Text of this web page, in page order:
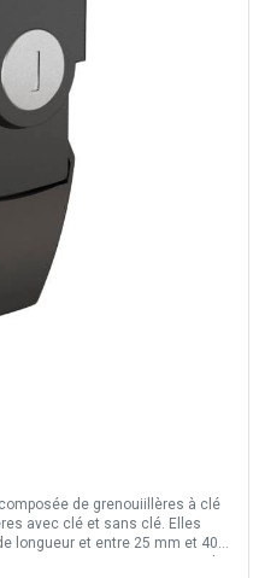
de grenouiillères à clé
avec clé et sans clé. Elles
longueur et entre 25 mm et 40